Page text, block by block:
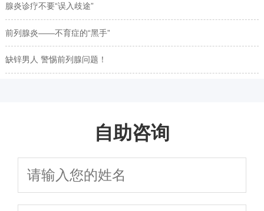
腺炎诊疗不要“误入歧途”
前列腺炎——不育症的“黑手”
缺锌男人 警惕前列腺问题！
自助咨询